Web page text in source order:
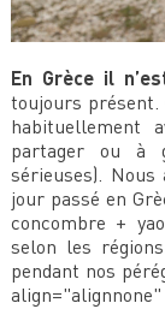
En Grèce il
toujours
habituellement
partager ou à
sérieuses). Nous
jour passé en
concombre +
selon les
pendant nos